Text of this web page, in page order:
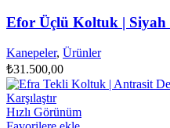
birden
fazla
varyasyonu
var.
Seçenekler
ürün
seçilebilir
Efor Üçlü Koltuk |
Kanepeler, Ürünler
₺31.500,00
Karşılaştır
Hızlı Görünüm